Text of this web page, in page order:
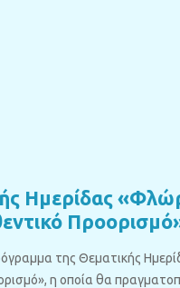
Ημερίδας
της Θεματικής
η οποία θα